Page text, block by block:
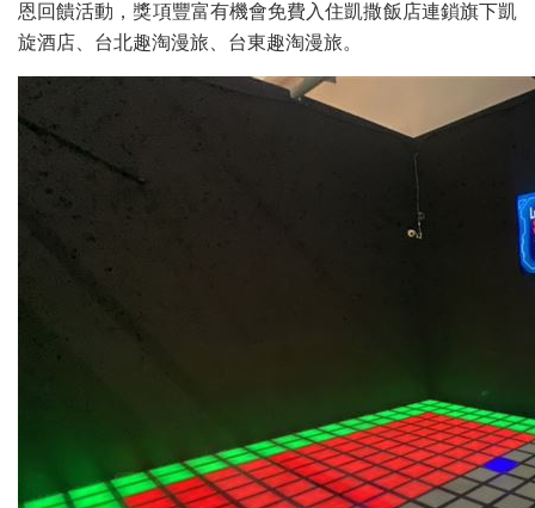
恩回饋活動，獎項豐富有機會免費入住凱撒飯店連鎖旗下凱
旋酒店、台北趣淘漫旅、台東趣淘漫旅。